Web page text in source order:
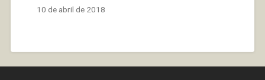
Fecha
10 de abril de 2018